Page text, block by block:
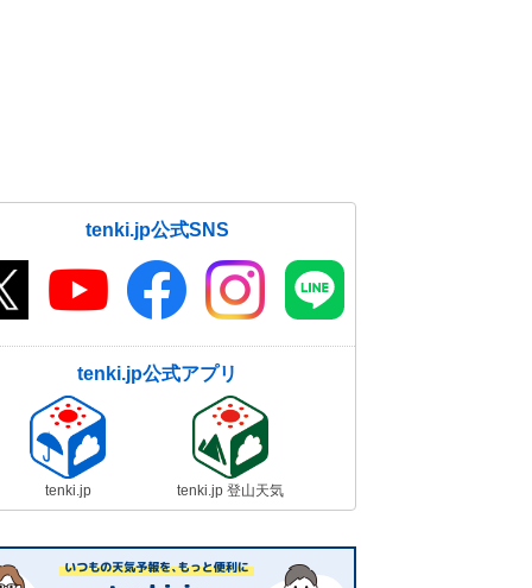
tenki.jp公式SNS
tenki.jp公式アプリ
tenki.jp tenki.jp 登山天気